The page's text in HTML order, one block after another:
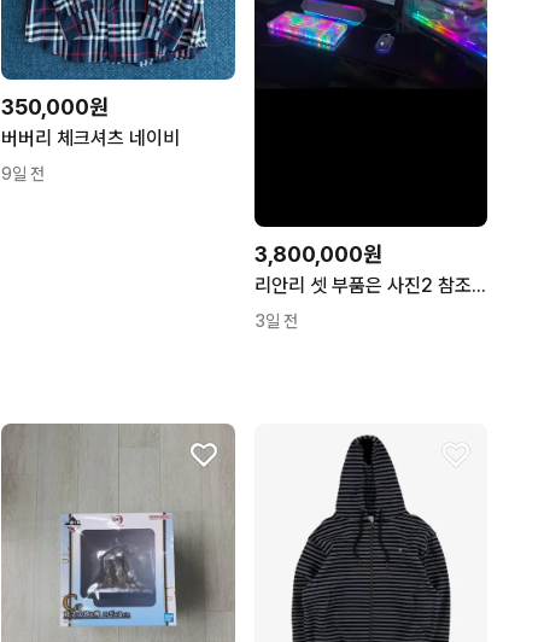
350,000원
버버리 체크셔츠 네이비
9일 전
3,800,000원
리안리 셋 부품은 사진2 참조( 글카는 갤호프 10주년 )
3일 전